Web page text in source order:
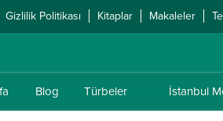
Gizlilik Politikası Kitaplar Makaleler
Blog Türbeler İstanbul